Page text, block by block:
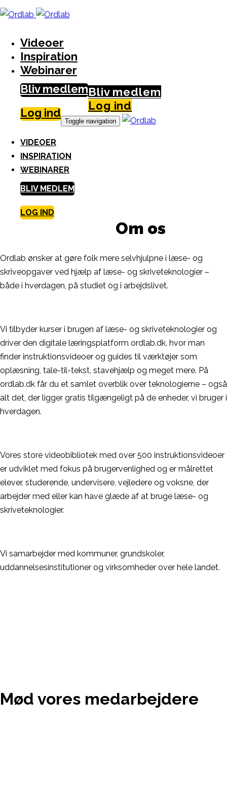
Skip
links
S
Videoer
Inspiration
Webinarer
Bliv medlem
Log ind
Bliv medlem
Log ind
Toggle navigation
VIDEOER
INSPIRATION
WEBINARER
BLIV MEDLEM
LOG IND
Om os
Ordlab ønsker at gøre folk mere selvhjulpne i læse- og
skriveopgaver ved hjælp af læse- og skriveteknologier –
både i hverdagen, på studiet og i arbejdslivet.
Vi tilbyder kurser i brugen af læse- og skriveteknologier og
driver den digitale læringsplatform ordlab.dk, hvor man
finder instruktionsvideoer og guides til værktøjer som
oplæsning, tale-til-tekst, stavehjælp og meget mere. På
ordlab.dk får du et samlet overblik over teknologierne – også
alt det, der ligger gratis tilgængeligt på de enheder, vi bruger i
hverdagen.
Vores store videobibliotek med over 500 instruktionsvideoer
er udviklet med fokus på brugervenlighed og er målrettet
elever, studerende, undervisere, vejledere og voksne, der
arbejder med eller kan have glæde af at bruge læse- og
skriveteknologier.
Vi samarbejder med kommuner, grundskoler,
uddannelsesinstitutioner og virksomheder over hele landet.
Mød vores medarbejdere